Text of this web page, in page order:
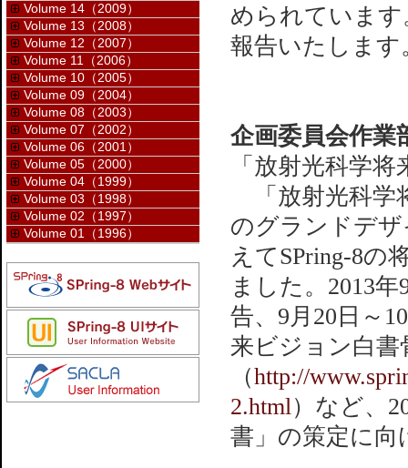
められています
報告いたします
企画委員会作業
「放射光科学
「放射光科学
のグランドデ
えてSPring-8の
ました。2013
告、9月20日～
来ビジョン白
（http://
2.html）など、
書」の策定に
Volume 14（2009）
Volume 13（2008）
Volume 12（2007）
Volume 11（2006）
Volume 10（2005）
Volume 09（2004）
Volume 08（2003）
Volume 07（2002）
Volume 06（2001）
Volume 05（2000）
Volume 04（1999）
Volume 03（1998）
Volume 02（1997）
Volume 01（1996）